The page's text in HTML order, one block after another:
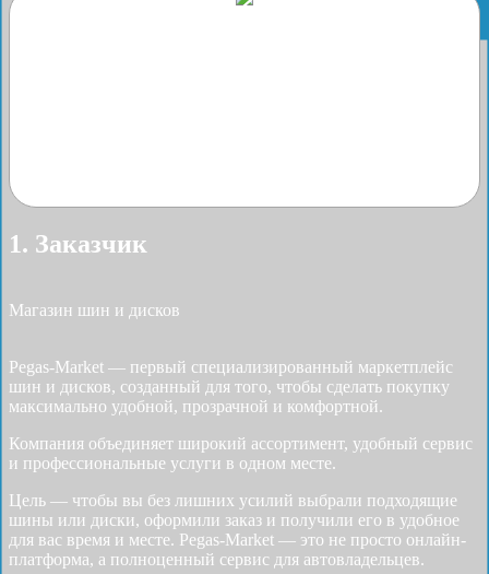
1. Заказчик
Магазин шин и дисков
Pegas-Market — первый специализированный маркетплейс
шин и дисков, созданный для того, чтобы сделать покупку
максимально удобной, прозрачной и комфортной.
Компания объединяет широкий ассортимент, удобный сервис
и профессиональные услуги в одном месте.
Цель — чтобы вы без лишних усилий выбрали подходящие
шины или диски, оформили заказ и получили его в удобное
для вас время и месте. Pegas-Market — это не просто онлайн-
платформа, а полноценный сервис для автовладельцев.